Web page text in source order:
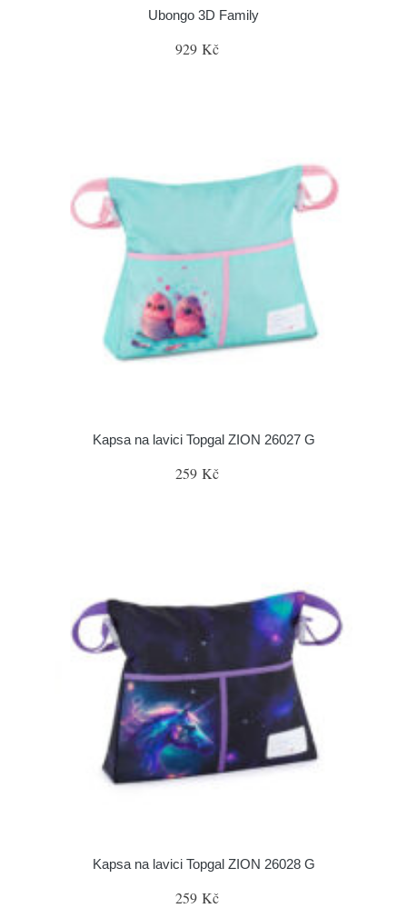
Ubongo 3D Family
929 Kč
Kapsa na lavici Topgal ZION 26027 G
259 Kč
Kapsa na lavici Topgal ZION 26028 G
259 Kč